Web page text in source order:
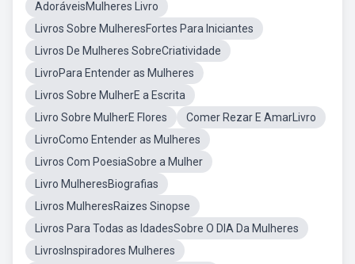
AdoráveisMulheres Livro
Livros Sobre MulheresFortes Para Iniciantes
Livros De Mulheres SobreCriatividade
LivroPara Entender as Mulheres
Livros Sobre MulherE a Escrita
Livro Sobre MulherE Flores
Comer Rezar E AmarLivro
LivroComo Entender as Mulheres
Livros Com PoesiaSobre a Mulher
Livro MulheresBiografias
Livros MulheresRaizes Sinopse
Livros Para Todas as IdadesSobre O DIA Da Mulheres
LivrosInspiradores Mulheres